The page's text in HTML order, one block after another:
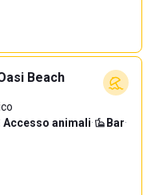
Beach
Accesso animali· Bar·